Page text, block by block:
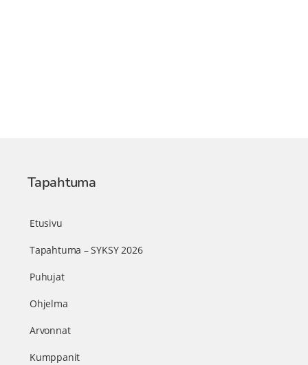
Tapahtuma
Etusivu
Tapahtuma – SYKSY 2026
Puhujat
Ohjelma
Arvonnat
Kumppanit